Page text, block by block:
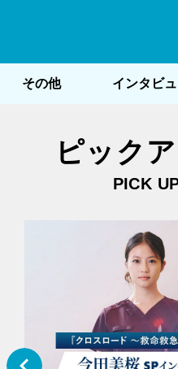
その他 インタビ
ピック
PICK